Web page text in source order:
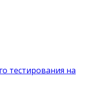
тестирования на